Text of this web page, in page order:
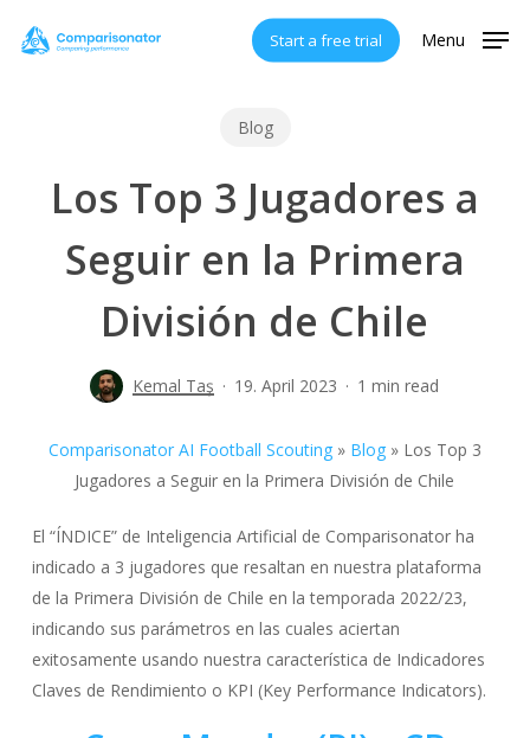
Start a free trial Menu
Blog
Los Top 3 Jugadores a
Seguir en la Primera
División de Chile
Kemal Taş 19. April 2023 1 min read
Comparisonator AI Football Scouting» Blog» Los Top 3
Jugadores a Seguir en la Primera División de Chile
El “ÍNDICE” de Inteligencia Artificial de Comparisonator ha
indicado a 3 jugadores que resaltan en nuestra plataforma
de la Primera División de Chile en la temporada 2022/23,
indicando sus parámetros en las cuales aciertan
exitosamente usando nuestra característica de Indicadores
Claves de Rendimiento o KPI (Key Performance Indicators).